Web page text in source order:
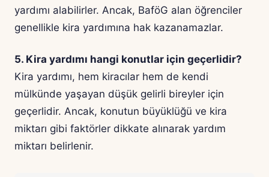
yardımı alabilirler. Ancak, BaföG alan öğrenciler
genellikle kira yardımına hak kazanamazlar.
5. Kira yardımı hangi konutlar için geçerlidir?
Kira yardımı, hem kiracılar hem de kendi
mülkünde yaşayan düşük gelirli bireyler için
geçerlidir. Ancak, konutun büyüklüğü ve kira
miktarı gibi faktörler dikkate alınarak yardım
miktarı belirlenir.